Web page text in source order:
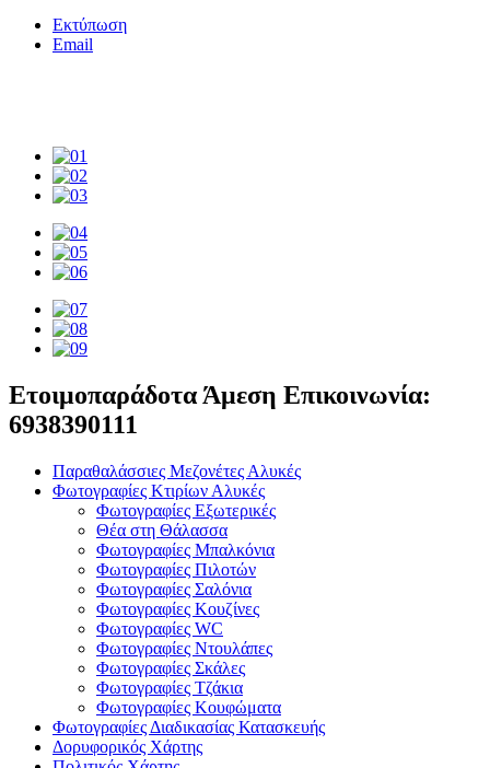
Εκτύπωση
Email
Ετοιμοπαράδοτα Άμεση Επικοινωνία:
6938390111
Παραθαλάσσιες Μεζονέτες Αλυκές
Φωτογραφίες Κτιρίων Αλυκές
Φωτογραφίες Εξωτερικές
Θέα στη Θάλασσα
Φωτογραφίες Μπαλκόνια
Φωτογραφίες Πιλοτών
Φωτογραφίες Σαλόνια
Φωτογραφίες Κουζίνες
Φωτογραφίες WC
Φωτογραφίες Ντουλάπες
Φωτογραφίες Σκάλες
Φωτογραφίες Τζάκια
Φωτογραφίες Κουφώματα
Φωτογραφίες Διαδικασίας Κατασκευής
Δορυφορικός Χάρτης